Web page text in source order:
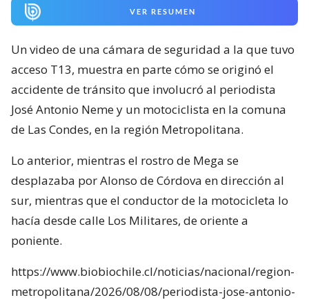
VER RESUMEN
Un video de una cámara de seguridad a la que tuvo
acceso T13, muestra en parte cómo se originó el
accidente de tránsito que involucró al periodista
José Antonio Neme y un motociclista en la comuna
de Las Condes, en la región Metropolitana.
Lo anterior, mientras el rostro de Mega se
desplazaba por Alonso de Córdova en dirección al
sur, mientras que el conductor de la motocicleta lo
hacía desde calle Los Militares, de oriente a
poniente.
https://www.biobiochile.cl/noticias/nacional/region-
metropolitana/2026/08/08/periodista-jose-antonio-